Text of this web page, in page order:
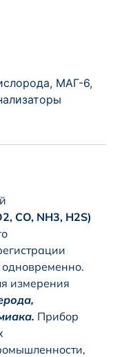
, МАГ-6,
CO, NH3, H2S)
измерения
,
Прибор